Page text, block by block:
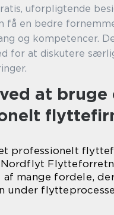
uforpligtende
få en bedre
og kompetencer.
for at diskutere
at bruge
professionelt
mange fordele,
under